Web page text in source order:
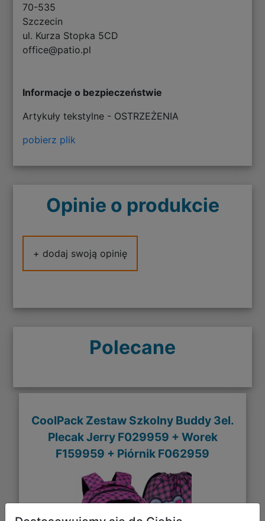
70-535
Szczecin
ul. Kurza Stopka 5CD
office@patio.pl
Informacje o bezpieczeństwie
Artykuły tekstylne - OSTRZEŻENIA
pobierz plik
Opinie o produkcie
+ dodaj swoją opinię
Polecane
CoolPack Zestaw Szkolny Buddy 3el.
Plecak Jerry F029959 + Worek
F159959 + Piórnik F062959